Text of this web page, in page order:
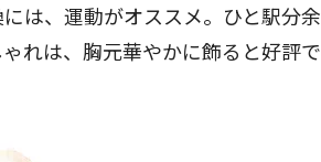
は、運動がオススメ。ひと駅分余
れは、胸元華やかに飾ると好評で